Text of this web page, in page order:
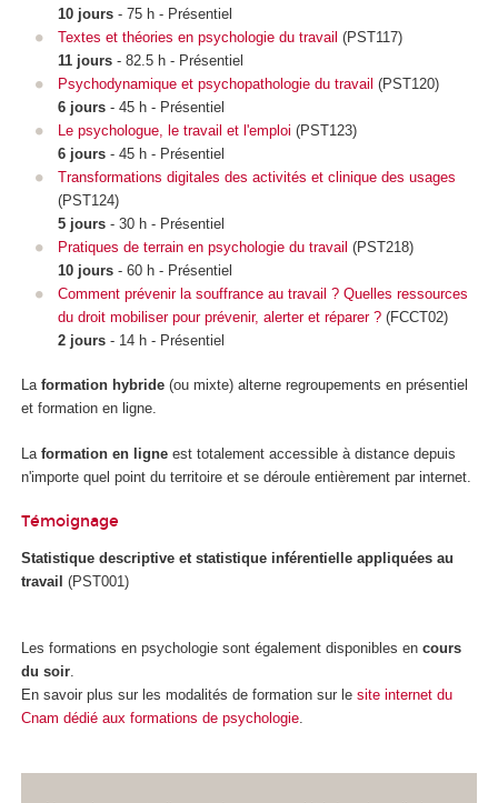
10 jours - 75 h - Présentiel
Textes et théories en psychologie du travail (PST117)
11 jours - 82.5 h - Présentiel
Psychodynamique et psychopathologie du travail (PST120)
6 jours - 45 h - Présentiel
Le psychologue, le travail et l'emploi (PST123)
6 jours - 45 h - Présentiel
Transformations digitales des activités et clinique des usages
(PST124)
5 jours - 30 h - Présentiel
Pratiques de terrain en psychologie du travail (PST218)
10 jours- 60 h - Présentiel
Comment prévenir la souffrance au travail ? Quelles ressources
du droit mobiliser pour prévenir, alerter et réparer ?(FCCT02)
2 jours- 14 h - Présentiel
La formation hybride (ou mixte) alterne regroupements en présentiel
et formation en ligne.
La formation en ligne est totalement accessible à distance depuis
n'importe quel point du territoire et se déroule entièrement par internet.
Témoignage
Statistique descriptive et statistique inférentielle appliquées au
travail (PST001)
Les formations en psychologie sont également disponibles en cours
du soir
En savoir plus sur les modalités de formation sur le site internet du
Cnam dédié aux formations de psychologie